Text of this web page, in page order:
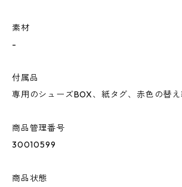
素材
-
付属品
専用のシューズBOX、紙タグ、赤色の替え
商品管理番号
30010599
商品状態